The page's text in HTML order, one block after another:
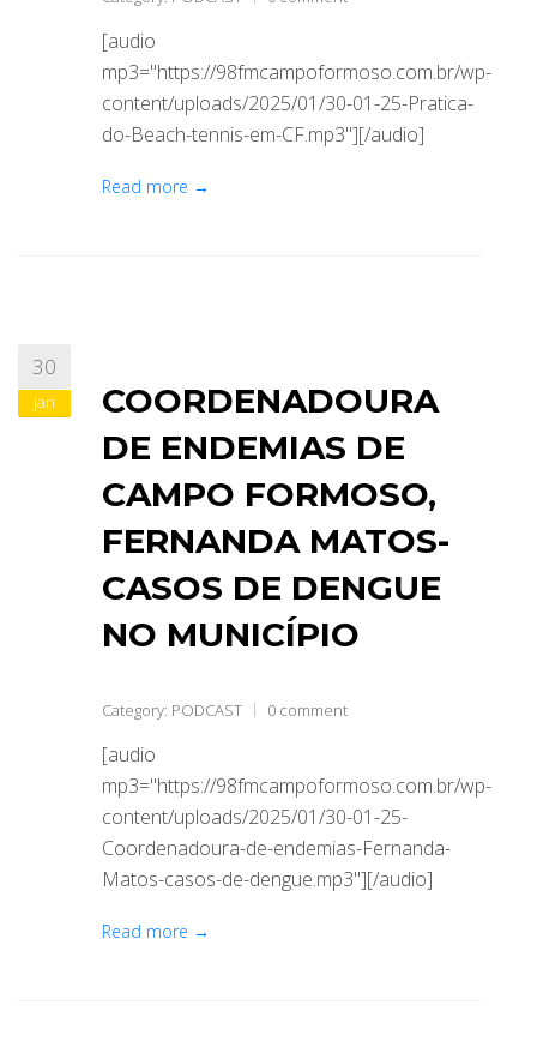
[audio
mp3="https://98fmcampoformoso.com.br/wp-
content/uploads/2025/01/30-01-25-Pratica-
do-Beach-tennis-em-CF.mp3"][/audio]
Read more →
30
jan
COORDENADOURA
DE ENDEMIAS DE
CAMPO FORMOSO,
FERNANDA MATOS-
CASOS DE DENGUE
NO MUNICÍPIO
Category: PODCAST 0 comment
[audio
mp3="https://98fmcampoformoso.com.br/wp-
content/uploads/2025/01/30-01-25-
Coordenadoura-de-endemias-Fernanda-
Matos-casos-de-dengue.mp3"][/audio]
Read more →